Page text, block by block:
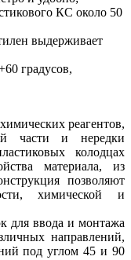
КС около 50
выдерживает
градусов,
реагентов,
части и нередки
колодцах
материала, из
позволяют
химической и
для ввода и монтажа
направлений,
под углом 45 и 90